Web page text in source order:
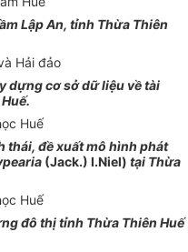
LậpAn, tỉnh Thừa Thiên
Hải đảo
dựng cơ sở dữ liệu về tài
ế.
Huế
thái, đề xuất mô hình phát
(Jack.) I.Niel) tại Thừa
Huế
đô thị tỉnh Thừa Thiên Huế